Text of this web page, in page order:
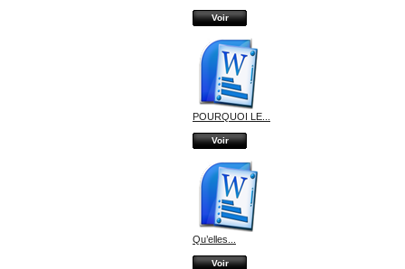
Voir
POURQUOI LE...
Voir
Qu’elles...
Voir